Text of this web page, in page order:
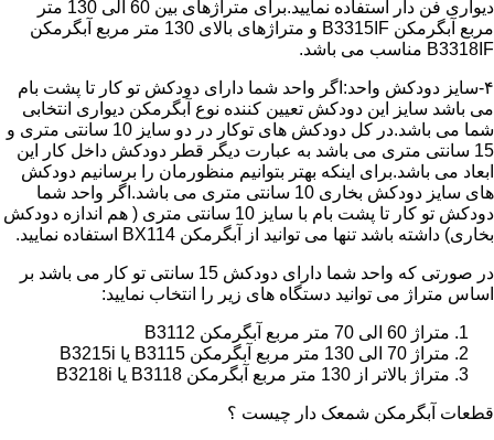
دیواری فن دار استفاده نمایید.برای متراژهای بین 60 الی 130 متر
مربع آبگرمکن B3315IF و متراژهای بالای 130 متر مربع آبگرمکن
B3318IF مناسب می باشد.
۴-سایز دودکش واحد:اگر واحد شما دارای دودکش تو کار تا پشت بام
می باشد سایز این دودکش تعیین کننده نوع آبگرمکن دیواری انتخابی
شما می باشد.در کل دودکش های توکار در دو سایز 10 سانتی متری و
15 سانتی متری می باشد به عبارت دیگر قطر دودکش داخل کار این
ابعاد می باشد.برای اینکه بهتر بتوانیم منظورمان را برسانیم دودکش
های سایز دودکش بخاری 10 سانتی متری می باشد.اگر واحد شما
دودکش تو کار تا پشت بام با سایز 10 سانتی متری ( هم اندازه دودکش
بخاری) داشته باشد تنها می توانید از آبگرمکن BX114 استفاده نمایید.
در صورتی که واحد شما دارای دودکش 15 سانتی تو کار می باشد بر
اساس متراژ می توانید دستگاه های زیر را انتخاب نمایید:
متراژ 60 الی 70 متر مربع آبگرمکن B3112
متراژ 70 الی 130 متر مربع آبگرمکن B3115 یا B3215i
متراژ بالاتر از 130 متر مربع آبگرمکن B3118 یا B3218i
قطعات آبگرمکن شمعک دار چیست ؟